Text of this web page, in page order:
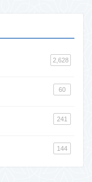
2,628
60
241
144